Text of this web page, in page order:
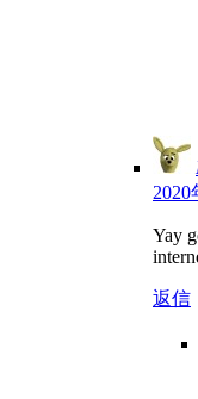
2020
Yay
返信